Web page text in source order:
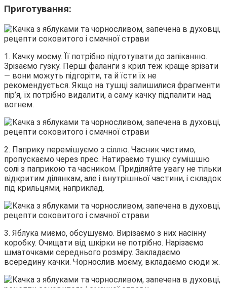
Приготування:
1. Качку моєму. Її потрібно підготувати до запіканню.
Зрізаємо гузку. Перші фаланги з крил теж краще зрізати
— вони можуть підгоріти, та й їсти їх не
рекомендується. Якщо на тушці залишилися фрагменти
пір’я, їх потрібно видалити, а саму качку підпалити над
вогнем.
2. Паприку перемішуємо з сіллю. Часник чистимо,
пропускаємо через прес. Натираємо тушку сумішшю
солі з паприкою та часником. Приділяйте увагу не тільки
відкритим ділянкам, але і внутрішньої частини, і складок
під крильцями, наприклад.
3. Яблука миємо, обсушуємо. Вирізаємо з них насінну
коробку. Очищати від шкірки не потрібно. Нарізаємо
шматочками середнього розміру. Закладаємо
всередину качки. Чорнослив моєму, вкладаємо сюди ж.